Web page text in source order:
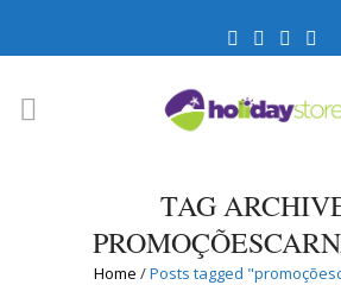
TAG
Home /Posts tagged